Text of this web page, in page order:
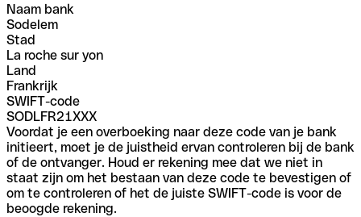
Naam bank
Sodelem
Stad
La roche sur yon
Land
Frankrijk
SWIFT-code
SODLFR21XXX
Voordat je een overboeking naar deze code van je bank
initieert, moet je de juistheid ervan controleren bij de bank
of de ontvanger. Houd er rekening mee dat we niet in
staat zijn om het bestaan van deze code te bevestigen of
om te controleren of het de juiste SWIFT-code is voor de
beoogde rekening.